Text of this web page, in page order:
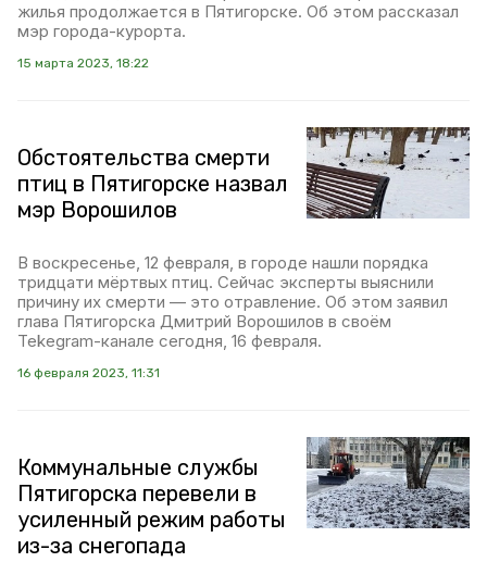
жилья продолжается в Пятигорске. Об этом рассказал
мэр города-курорта.
15 марта 2023, 18:22
Обстоятельства смерти
птиц в Пятигорске назвал
мэр Ворошилов
В воскресенье, 12 февраля, в городе нашли порядка
тридцати мёртвых птиц. Сейчас эксперты выяснили
причину их смерти — это отравление. Об этом заявил
глава Пятигорска Дмитрий Ворошилов в своём
Tekegram-канале сегодня, 16 февраля.
16 февраля 2023, 11:31
Коммунальные службы
Пятигорска перевели в
усиленный режим работы
из-за снегопада